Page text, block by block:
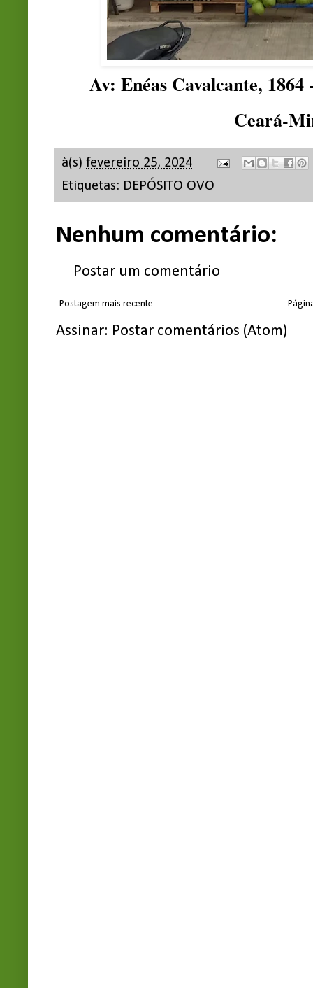
Av: Enéas Cavalcante,
Ceará-
à(s) fevereiro 25, 2024
Etiquetas: DEPÓSITO OVO
Nenhum comentário:
Postar um comentário
Postagem mais recente
Assinar: Postar comentários (Atom)